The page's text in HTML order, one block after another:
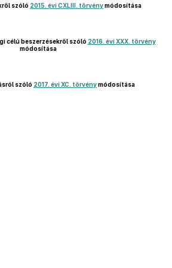
szóló 2015. évi CXLIII. törvénymódosítása
célú beszerzésekről szóló 2016. évi XXX. törvény
módosítása
szóló 2017. évi XC. törvénymódosítása